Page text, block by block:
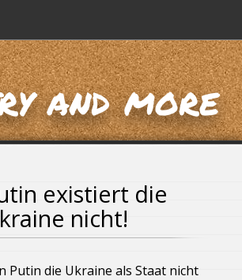
and more
existiert die
nicht!
Putin die Ukraine als Staat nicht